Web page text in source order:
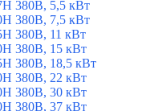
380В, 5,5 кВт
380В, 7,5 кВт
380В, 11 кВт
380В, 15 кВт
380В, 18,5 кВт
380В, 22 кВт
380В, 30 кВт
380В, 37 кВт